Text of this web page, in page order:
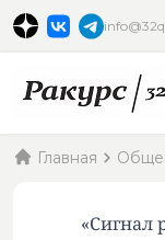
Главная
«Сигнал